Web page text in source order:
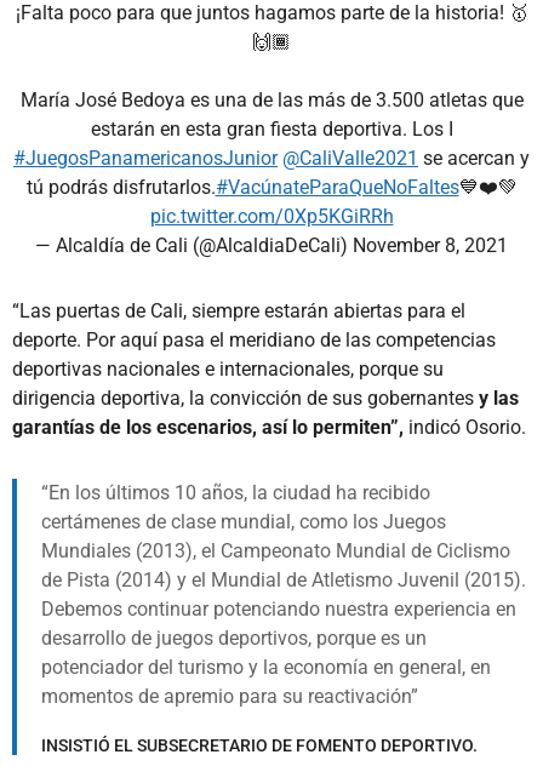
¡Falta poco para que juntos hagamos parte de la historia! 🥇
🙌🏾
María José Bedoya es una de las más de 3.500 atletas que
estarán en esta gran fiesta deportiva. Los I
#JuegosPanamericanosJunior @CaliValle2021 se acercan y
tú podrás disfrutarlos.#VacúnateParaQueNoFaltes💙❤️💚
pic.twitter.com/0Xp5KGiRRh
— Alcaldía de Cali (@AlcaldiaDeCali) November 8, 2021
“Las puertas de Cali, siempre estarán abiertas para el
deporte. Por aquí pasa el meridiano de las competencias
deportivas nacionales e internacionales, porque su
dirigencia deportiva, la convicción de sus gobernantes y las
garantías de los escenarios, así lo permiten”, indicó Osorio.
En los últimos 10 años, la ciudad ha recibido
certámenes de clase mundial, como los Juegos
Mundiales (2013), el Campeonato Mundial de Ciclismo
de Pista (2014) y el Mundial de Atletismo Juvenil (2015).
Debemos continuar potenciando nuestra experiencia en
desarrollo de juegos deportivos, porque es un
potenciador del turismo y la economía en general, en
momentos de apremio para su reactivación
INSISTIÓ EL SUBSECRETARIO DE FOMENTO DEPORTIVO.